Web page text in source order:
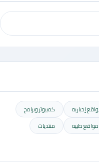
كمبيوتر وبرامج
طبيه
منتديات